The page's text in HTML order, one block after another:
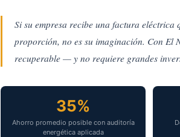
ENERGÍA
Eficiencia energética
producción
Soleycon S.A.S.·Junio 2026·9 min de lectura
Si su empresa recibe una factura eléctrica
proporción, no es su imaginación. Con El
recuperable — y no requiere grandes
35%
Ahorro promedio posible con auditoría
energética aplicada